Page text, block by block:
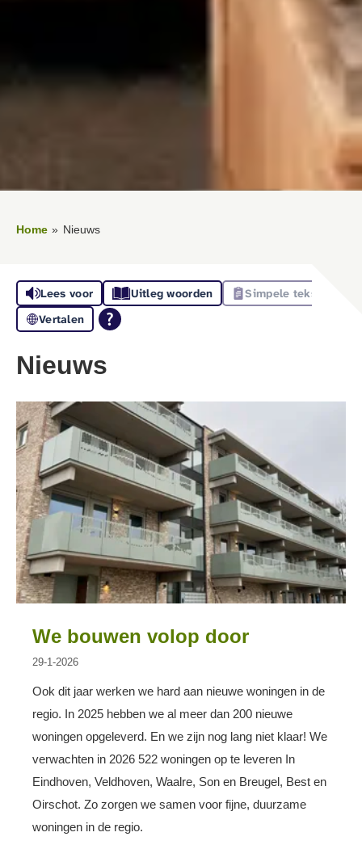
Home Nieuws
Lees voor Uitleg woorden
Simpele tekst
Vertalen
Nieuws
We bouwen volop door
29-1-2026
Ook dit jaar werken we hard aan nieuwe woningen in de
regio. In 2025 hebben we al meer dan 200 nieuwe
woningen opgeleverd. En we zijn nog lang niet klaar! We
verwachten in 2026 522 woningen op te leveren In
Eindhoven, Veldhoven, Waalre, Son en Breugel, Best en
Oirschot. Zo zorgen we samen voor fijne, duurzame
woningen in de regio.